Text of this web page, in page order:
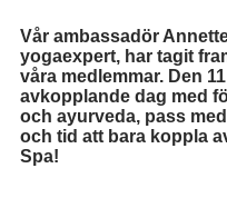
Vår ambassadör
yogaexpert, har tagit
våra medlemmar. Den
avkopplande dag med
och ayurveda, pass
och tid att bara koppla
Spa!